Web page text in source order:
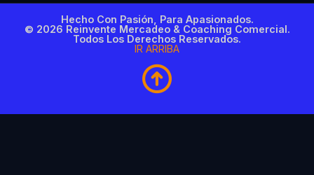
Hecho Con Pasión, Para Apasionados.
© 2026 Reinvente Mercadeo & Coaching Comercial.
Todos Los Derechos Reservados.
IR ARRIBA